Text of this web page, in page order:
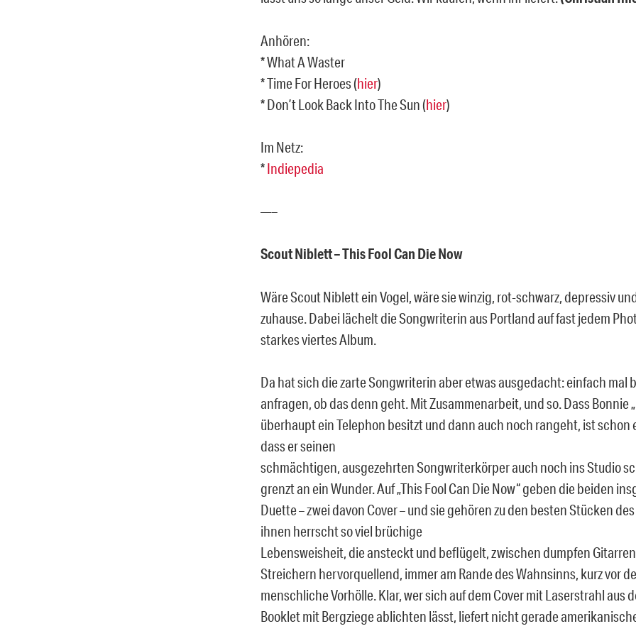
Anhören:
* What A Waster
* Time For Heroes (hier)
* Don’t Look Back Into The Sun (hier)
Im Netz:
*Indiepedia
—–
Scout Niblett – This Fool Can Die Now
Wäre Scout Niblett ein Vogel, wäre sie winzig, rot-schwarz, depressiv
zuhause. Dabei lächelt die Songwriterin aus Portland auf fast jedem
starkes viertes Album.
Da hat sich die zarte Songwriterin aber etwas ausgedacht: einfach mal
anfragen, ob das denn geht. Mit Zusammenarbeit, und so. Dass Bonnie
überhaupt ein Telephon besitzt und dann auch noch rangeht, ist schon
dass er seinen
schmächtigen, ausgezehrten Songwriterkörper auch noch ins Studio
grenzt an ein Wunder. Auf „This Fool Can Die Now“ geben die beiden
Duette – zwei davon Cover – und sie gehören zu den besten Stücken
ihnen herrscht so viel brüchige
Lebensweisheit, die ansteckt und beflügelt, zwischen dumpfen
Streichern hervorquellend, immer am Rande des Wahnsinns, kurz vor
menschliche Vorhölle. Klar, wer sich auf dem Cover mit Laserstrahl aus
Booklet mit Bergziege ablichten lässt, liefert nicht gerade